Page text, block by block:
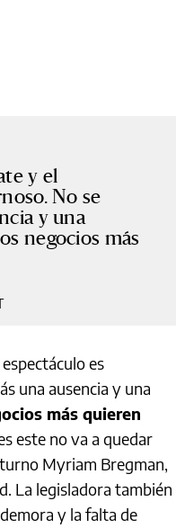
y el
No se
y una
negocios más
es
una ausencia y una
más quieren
este no va a quedar
Myriam Bregman,
La legisladora también
y la falta de